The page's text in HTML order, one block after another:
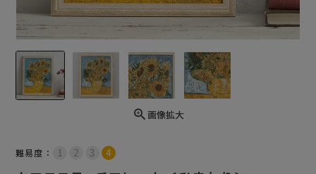
画像拡大
難易度：